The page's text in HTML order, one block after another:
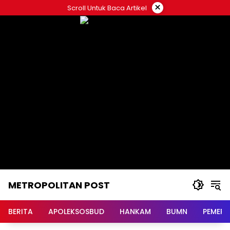
ke
Scroll Untuk Baca Artikel ×
METROPOLITAN POST
BERITA APOLEKSOSBUD HANKAM BUMN